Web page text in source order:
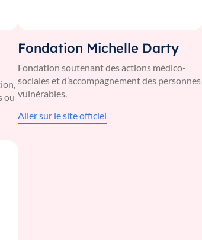
ou
Fondation Michelle Darty
Fondation soutenant des actions médico-
sociales et d’accompagnement des personnes
vulnérables.
Aller sur le site officiel